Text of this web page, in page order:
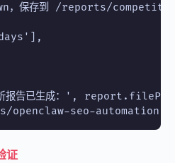
，保存到 /reports/
报告已生成：',
openclaw-seo-
证